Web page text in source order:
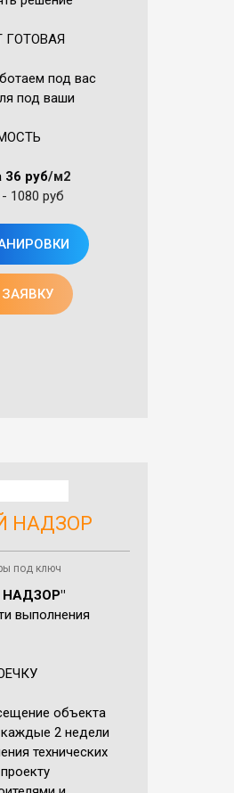
ГОТОВАЯ
под вас
под ваши
36 руб/м2
- 1080 руб
НАДЗОР
под ключ
НАДЗОР"
выполнения
объекта
2 недели
технических